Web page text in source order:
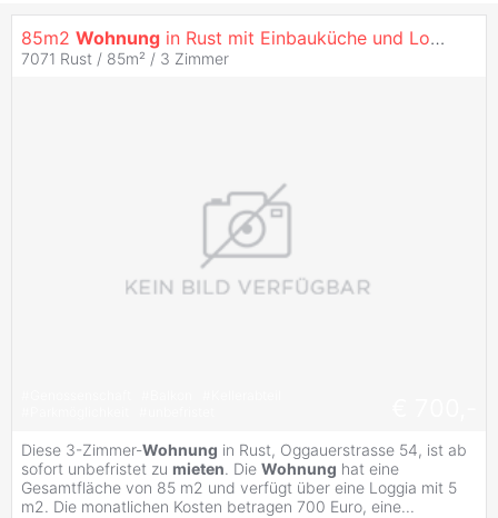
85m2 Wohnung in Rust mit Einbauküche und Loggia
7071 Rust / 85m² / 3 Zimmer
Diese 3-Zimmer-Wohnung in Rust, Oggauerstrasse 54, ist ab
sofort unbefristet zu mieten. Die Wohnung hat eine
Gesamtfläche von 85 m2 und verfügt über eine Loggia mit 5
m2. Die monatlichen Kosten betragen 700 Euro, eine...